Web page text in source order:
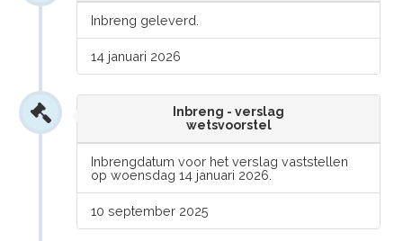
Inbreng geleverd.
14 januari 2026
Inbreng - verslag
wetsvoorstel
Inbrengdatum voor het verslag vaststellen
op woensdag 14 januari 2026.
10 september 2025